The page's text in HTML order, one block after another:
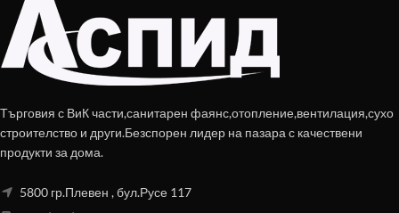
Търговия с ВиК части,санитарен фаянс,отопление,вентилация,сухо
строителство и други.Безспорен лидер на пазара с качествени
продукти за дома.
5800 гр.Плевен , бул.Русе 117